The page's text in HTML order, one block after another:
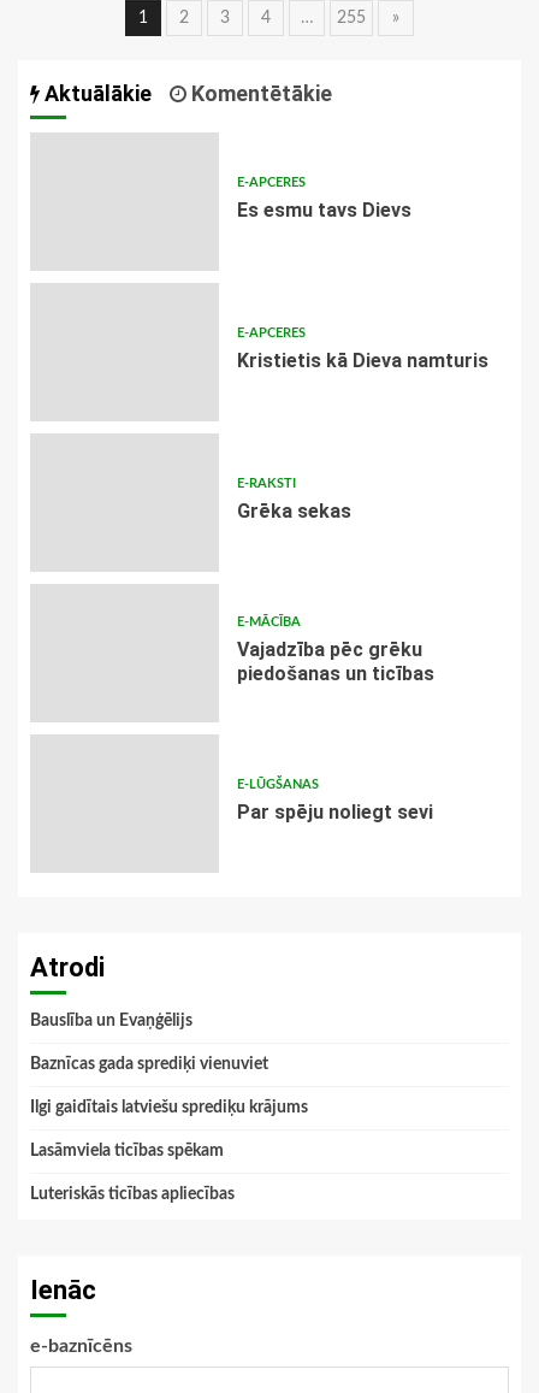
Ziņu
1 2 3 4 … 255 »
Aktuālākie Komentētākie
E-APCERES
Es esmu tavs Dievs
E-APCERES
Kristietis kā Dieva namturis
E-RAKSTI
Grēka sekas
E-MĀCĪBA
Vajadzība pēc grēku
piedošanas un ticības
E-LŪGŠANAS
Par spēju noliegt sevi
Atrodi
Bauslība un Evaņģēlijs
Baznīcas gada sprediķi vienuviet
Ilgi gaidītais latviešu sprediķu krājums
Lasāmviela ticības spēkam
Luteriskās ticības apliecības
Ienāc
e-baznīcēns